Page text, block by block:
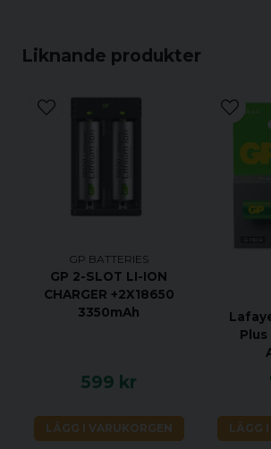
Liknande produkter
GP BATTERIES
GP 2-SLOT LI-ION
CHARGER +2X18650
3350mAh
599 kr
LÄGG I VARUKORGEN
Plus
LÄGG